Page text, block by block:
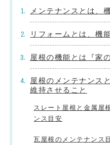
メンテナンスとは、
リフォームとは、機
屋根の機能とは『家
屋根のメンテナンス
維持させること
スレート屋根と金属屋
ンス目安
瓦屋根のメンテナンス